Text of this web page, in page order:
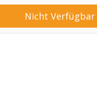
Nicht Verfügbar